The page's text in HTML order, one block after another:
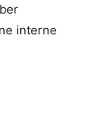
interne